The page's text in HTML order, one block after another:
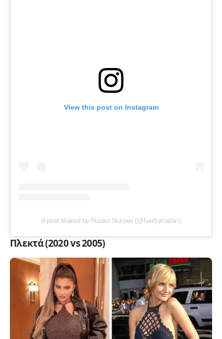
View this post on Instagram
A post shared by Ruslan Nureev (@hairbyruslan)
Πλεκτά (2020 vs 2005)